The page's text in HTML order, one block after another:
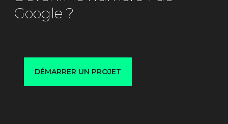
Google ?
DÉMARRER UN PROJET